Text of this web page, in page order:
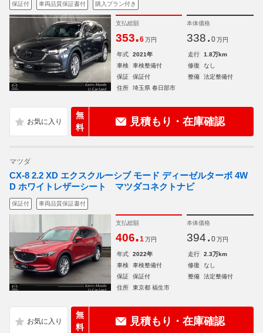
保証付 車両品質保証書付 購入プラン付き
支払総額
353.6 万円
本体価格
338. 0 万円
年式 2021年 走行
1.8万km
車検
車検整備付 修復
なし
保証
保証付 整備
法定整備付
住所
埼玉県 春日部市
無
料
見積もり・在庫確認
マツダ
CX-8 2.2 XD エクスクルーシブ モード ディーゼルターボ 4W
D ホワイトレザーシート マツダコネクトナビ
保証付 車両品質保証書付
支払総額
406.1 万円
本体価格
394. 0 万円
年式 2022年 走行
2.3万km
車検
車検整備付 修復
なし
保証
保証付 整備
法定整備付
住所
東京都 福生市
無
料
見積もり・在庫確認